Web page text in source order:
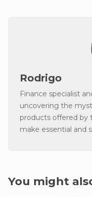
Rodrigo
Finance specialist
uncovering the
products offered by
make essential and
You might